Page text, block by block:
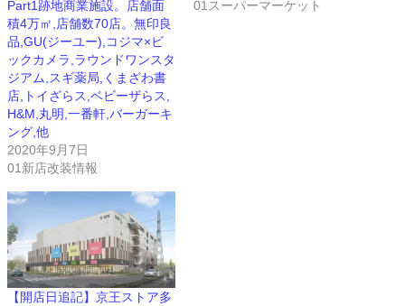
Part1跡地商業施設。店舗面
積4万㎡,店舗数70店。無印良
品,GU(ジーユー),コジマ×ビ
ックカメラ,ラウンドワンスタ
ジアム,スギ薬局,くまざわ書
店,トイざらス,ベビーザらス,
H&M,丸明,一番軒,バーガーキ
ング,他
2020年9月7日
01新店改装情報
01スーパーマーケット
【開店日追記】京王ストア多